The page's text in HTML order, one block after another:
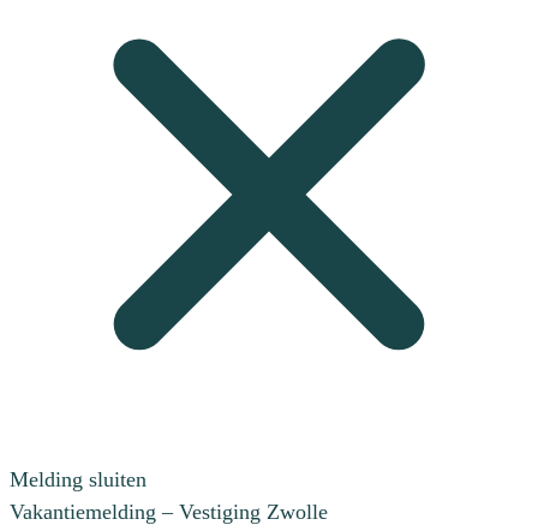
Melding sluiten
Vakantiemelding – Vestiging Zwolle